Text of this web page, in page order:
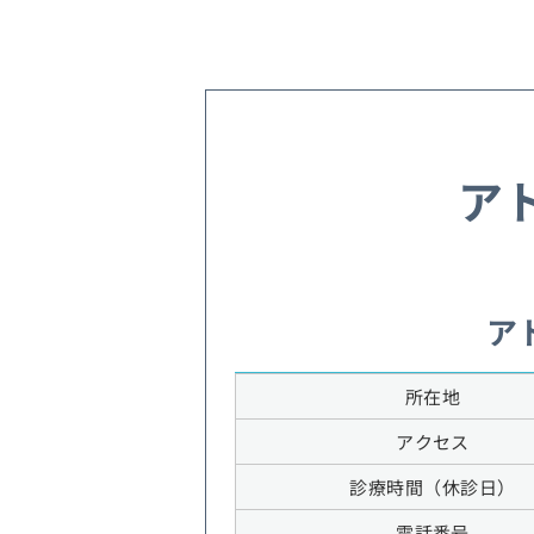
ア
ア
所在地
アクセス
診療時間（休診日）